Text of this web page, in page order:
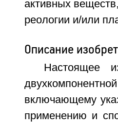
активных
реологии и/или
Описание
Настоящее
включающему
применению и